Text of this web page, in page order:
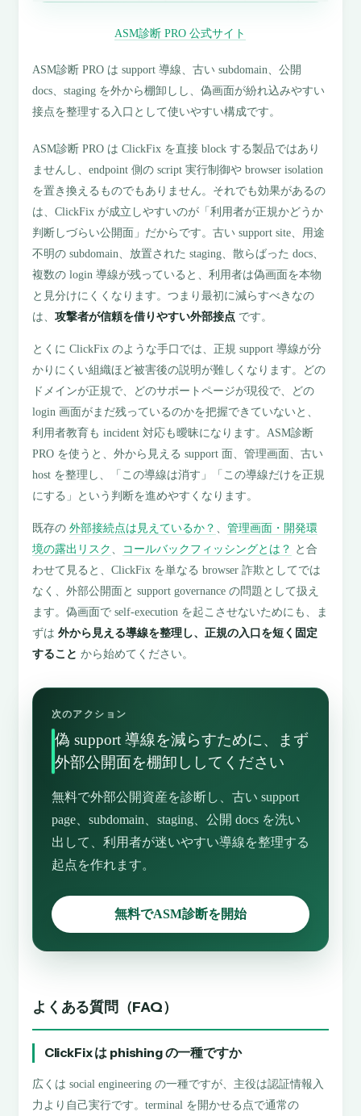
ASM診断 PRO 公式サイト
ASM診断 PRO は support 導線、古い subdomain、公開
docs、staging を外から棚卸しし、偽画面が紛れ込みやすい
接点を整理する入口として使いやすい構成です。
ASM診断 PRO は ClickFix を直接 block する製品ではあり
ませんし、endpoint 側の script 実行制御や browser isolation
を置き換えるものでもありません。それでも効果があるの
は、ClickFix が成立しやすいのが「利用者が正規かどうか
判断しづらい公開面」だからです。古い support site、用途
不明の subdomain、放置された staging、散らばった docs、
複数の login 導線が残っていると、利用者は偽画面を本物
と見分けにくくなります。つまり最初に減らすべきなの
は、攻撃者が信頼を借りやすい外部接点 です。
とくに ClickFix のような手口では、正規 support 導線が分
かりにくい組織ほど被害後の説明が難しくなります。どの
ドメインが正規で、どのサポートページが現役で、どの
login 画面がまだ残っているのかを把握できていないと、
利用者教育も incident 対応も曖昧になります。ASM診断
PRO を使うと、外から見える support 面、管理画面、古い
host を整理し、「この導線は消す」「この導線だけを正規
にする」という判断を進めやすくなります。
既存の外部接続点は見えているか？ 、管理画面・開発環
境の露出リスク 、 コールバックフィッシングとは？ と合
わせて見ると、ClickFix を単なる browser 詐欺としてでは
なく、外部公開面と support governance の問題として扱え
ます。偽画面で self-execution を起こさせないためにも、ま
ずは外から見える導線を整理し、正規の入口を短く固定
すること から始めてください。
次のアクション
偽 support 導線を減らすために、まず
外部公開面を棚卸ししてください
無料で外部公開資産を診断し、古い support
page、subdomain、staging、公開 docs を洗い
出して、利用者が迷いやすい導線を整理する
起点を作れます。
無料でASM診断を開始
よくある質問（FAQ）
ClickFix は phishing の一種ですか
広くは social engineering の一種ですが、主役は認証情報入
力より自己実行です。terminal を開かせる点で通常の